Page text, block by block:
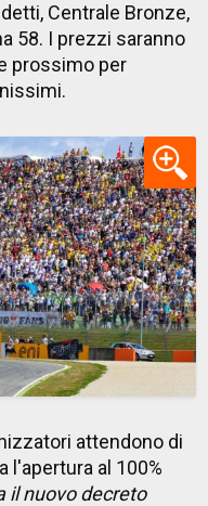
Centrale Bronze,
58. I prezzi saranno
prossimo per
attendono di
l'apertura al 100%
il nuovo decreto